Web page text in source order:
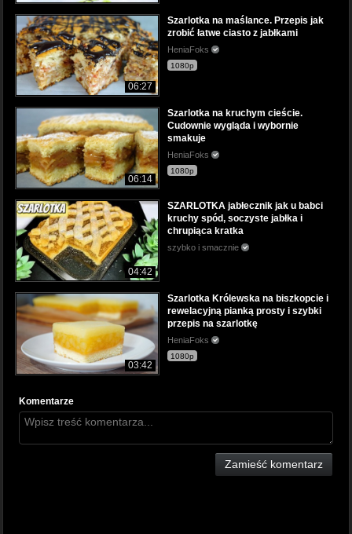
06:27
Szarlotka na maślance. Przepis jak
zrobić łatwe ciasto z jabłkami
HeniaFoks
1080p
06:14
Szarlotka na kruchym cieście.
Cudownie wygląda i wybornie
smakuje
HeniaFoks
1080p
04:42
SZARLOTKA jabłecznik jak u babci
kruchy spód, soczyste jabłka i
chrupiąca kratka
szybko i smacznie
03:42
Szarlotka Królewska na biszkopcie i
rewelacyjną pianką prosty i szybki
przepis na szarlotkę
HeniaFoks
1080p
Komentarze
Zamieść komentarz